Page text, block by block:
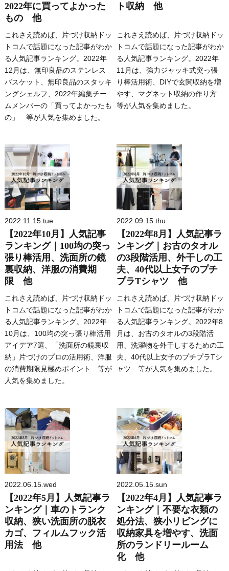
2022年に買ってよかった
もの 他
これさえ読めば、片づけ収納ドッ
トコムで話題になった記事がわか
る人気記事ランキング。2022年
12月は、無印良品のステンレス
バスケット、無印良品のスタッキ
ングシェルフ、2022年編集チー
ムメンバーの「買ってよかったも
の」 等が人気を集めました。
ト収納 他
これさえ読めば、片づけ収納ドッ
トコムで話題になった記事がわか
る人気記事ランキング。2022年
11月は、強力ジャッキ式突っ張
り棒活用術、DIYで玄関収納を増
やす、マグネット収納の作り方
等が人気を集めました。
2022.11.15.tue
【2022年10月】人気記事
ランキング｜100均の突っ
張り棒活用、洗面所の鏡
裏収納、洋服の消費期
限 他
これさえ読めば、片づけ収納ドッ
トコムで話題になった記事がわか
る人気記事ランキング。2022年
10月は、100均の突っ張り棒活用
アイデア7選、「洗面所の鏡裏収
納」片づけのプロの活用術、洋服
の消費期限見極めポイント 等が
人気を集めました。
2022.09.15.thu
【2022年8月】人気記事ラ
ンキング｜お古のタオル
の3段階活用、外干しの工
夫、40代以上女子のプチ
プラTシャツ 他
これさえ読めば、片づけ収納ドッ
トコムで話題になった記事がわか
る人気記事ランキング。2022年8
月は、お古のタオルの3段階活
用、洗濯物を外干しするための工
夫、40代以上女子のプチプラTシ
ャツ 等が人気を集めました。
2022.06.15.wed
【2022年5月】人気記事ラ
ンキング｜車のトランク
収納、狭い洗面所の脱衣
カゴ、フィルムフック活
用法 他
2022.05.15.sun
【2022年4月】人気記事ラ
ンキング｜不要な衣類の
処分法、狭小リビングに
収納家具を増やす、洗面
所のランドリールーム
化 他